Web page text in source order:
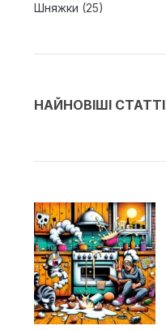
Шняжки (25)
НАЙНОВІШІ СТАТТІ